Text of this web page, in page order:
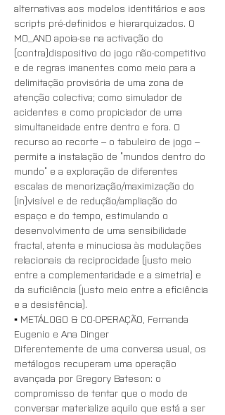
alternativas aos modelos identitários e aos
scripts pré-definidos e hierarquizados. O
MO_AND apoia-se na activação do
(contra)dispositivo do jogo não-competitivo
e de regras imanentes como meio para a
delimitação provisória de uma zona de
atenção colectiva; como simulador de
acidentes e como propiciador de uma
simultaneidade entre dentro e fora. O
recurso ao recorte – o tabuleiro de jogo –
permite a instalação de “mundos dentro do
mundo” e a exploração de diferentes
escalas de menorização/maximização do
(in)visível e de redução/ampliação do
espaço e do tempo, estimulando o
desenvolvimento de uma sensibilidade
fractal, atenta e minuciosa às modulações
relacionais da reciprocidade (justo meio
entre a complementaridade e a simetria) e
da suficiência (justo meio entre a eficiência
e a desistência).
▪️ METÁLOGO & CO-OPERAÇÃO, Fernanda
Eugenio e Ana Dinger
Diferentemente de uma conversa usual, os
metálogos recuperam uma operação
avançada por Gregory Bateson: o
compromisso de tentar que o modo de
conversar materialize aquilo que está a ser